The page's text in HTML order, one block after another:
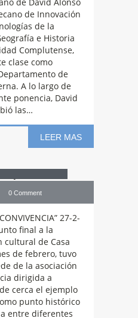
de Innovación
de la
e Historia
Complutense,
clase como
de
A lo largo de
ponencia, David
las…
LEER MAS
y
0 Comment
27-2-
final a la
cultural de Casa
de febrero, tuvo
de la asociación
dirigida a
cerca el ejemplo
punto histórico
entre diferentes